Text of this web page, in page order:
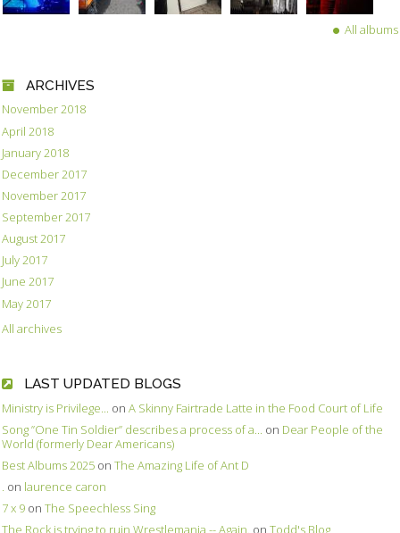
All albums
ARCHIVES
November 2018
April 2018
January 2018
December 2017
November 2017
September 2017
August 2017
July 2017
June 2017
May 2017
All archives
LAST UPDATED BLOGS
Ministry is Privilege... on A Skinny Fairtrade Latte in the Food Court of Life
Song ”One Tin Soldier” describes a process of a... on Dear People of the
World (formerly Dear Americans)
Best Albums 2025 on The Amazing Life of Ant D
. on laurence caron
7 x 9 on The Speechless Sing
The Rock is trying to ruin Wrestlemania -- Again. on Todd's Blog